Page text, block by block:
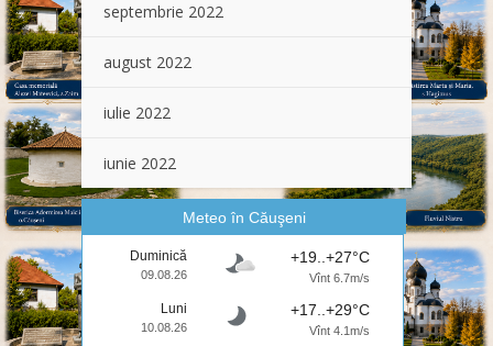
septembrie 2022
august 2022
iulie 2022
iunie 2022
Meteo în Căuşeni
Duminică
09.08.26
+19..+27°C
Vînt 6.7m/s
Luni
10.08.26
+17..+29°C
Vînt 4.1m/s